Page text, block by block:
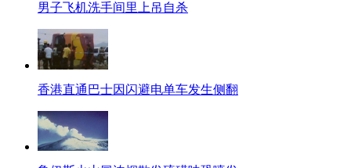
男子飞机洗手间里上吊自杀
香港直通巴士因闪避电单车发生侧翻